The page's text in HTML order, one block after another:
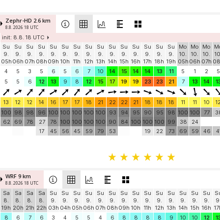
Zephr-HD 2.6 km
8.8. 2026 18 UTC
init: 8.8. 18 UTC
Su
9.
05h
Su
9.
06h
Su
9.
07h
Su
9.
08h
Su
9.
09h
Su
9.
10h
Su
9.
11h
Su
9.
12h
Su
9.
13h
Su
9.
14h
Su
9.
15h
Su
9.
16h
Su
9.
17h
Su
9.
18h
Su
9.
19h
Mo
10.
05h
Mo
10.
06h
Mo
10.
07h
4
5 3 5 6 5 6 7 10 14 15 14 14 13 11 5 1 2
5
5
5 6 12 13 9 8 12 15 17 19 19 23 23 21 7 13 14
13 12 12 14 16 17 17 18 21 22 22 21 18 18 18 11 11 10
100
62
98
69
98
78
96
27
17
100
78
45
100
100
56
100
100
45
100
100
59
100
100
79
93
90
53
94
84
95
100
90
100
19
95
100
22
98
99
73
100
38
69
100
24
59
77
46
WRF 9 km
8.8. 2026 18 UTC
Sa
8.
19h
Sa
8.
20h
Sa
8.
21h
Sa
8.
22h
Su
9.
03h
Su
9.
04h
Su
9.
05h
Su
9.
06h
Su
9.
07h
Su
9.
08h
Su
9.
09h
Su
9.
10h
Su
9.
11h
Su
9.
12h
Su
9.
13h
Su
9.
14h
Su
9.
15h
Su
9.
16h
8
6 7 6 3 4 5 5 4 6 8 8 8 8 9 10 10 12